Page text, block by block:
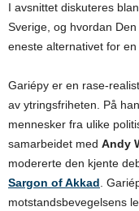
I avsnittet diskuteres
Sverige, og hvordan
eneste alternativet for en
Gariépy er en rase-
av ytringsfriheten. På
mennesker fra ulike
samarbeidet med Andy
modererte den kjente
Sargon of Akkad .
motstandsbevegelsens